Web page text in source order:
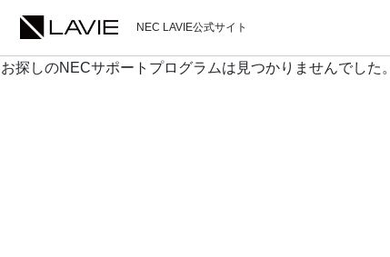
NEC LAVIE公式サイト
お探しのNECサポートプログラムは見つかりませんでした。